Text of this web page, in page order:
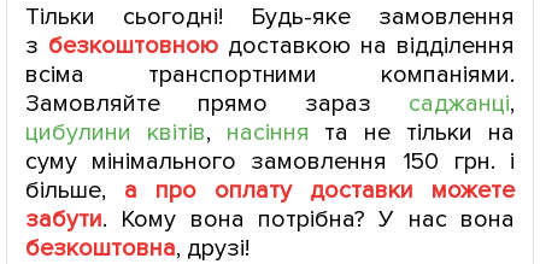
Тільки сьогодні! Будь-яке замовлення
з безкоштовноюдоставкою на відділення
всіма транспортними компаніями.
Замовляйте прямо зараз саджанці,
цибулини квітів, насіння та не тільки на
суму мінімального замовлення 150 грн. і
більше,
а про оплату доставки можете
забути. Кому вона потрібна? У нас вона
безкоштовна, друзі!